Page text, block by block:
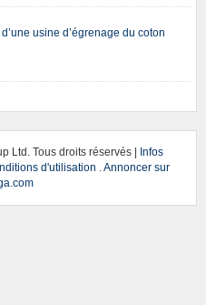
usine d’égrenage du coton
Ltd. Tous droits réservés | Infos
d'utilisation
Annoncer sur